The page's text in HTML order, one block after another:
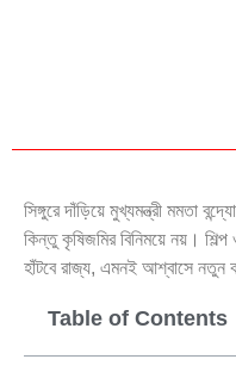
সিঙ্গুরে দাঁড়িয়ে মুখ্যমন্ত্রী মমতা
কিন্তু কৃষিজমির বিনিময়ে নয়।
হাঁটবে রাজ্য, এমনই আশ্বাসে নতুন
Table of Contents